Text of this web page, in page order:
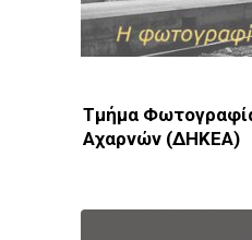
Τμήμα
Αχαρνών (ΔΗΚΕΑ)